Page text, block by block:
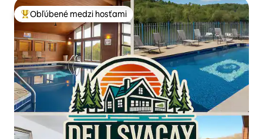
Najobľúbenejšie medzi hosťami
Obľúbené medzi hosťami